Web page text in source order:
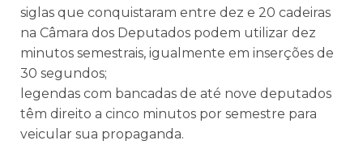
siglas que conquistaram entre dez e 20 cadeiras
na Câmara dos Deputados podem utilizar dez
minutos semestrais, igualmente em inserções de
30 segundos;
legendas com bancadas de até nove deputados
têm direito a cinco minutos por semestre para
veicular sua propaganda.